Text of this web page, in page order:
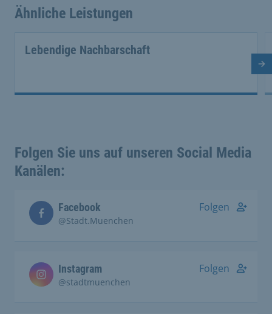
Ähnliche Leistungen
Lebendige Nachbarschaft
Folgen Sie uns auf unseren Social Media
Kanälen:
Facebook
@Stadt.Muenchen
Folgen
Instagram
@stadtmuenchen
Folgen